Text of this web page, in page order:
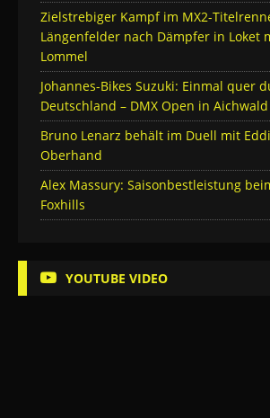
Zielstrebiger Kampf im MX2-
Längenfelder nach Dämpfer in Loket
Lommel
Johannes-Bikes Suzuki: Einmal quer
Deutschland – DMX Open in
Bruno Lenarz behält im Duell mit
Oberhand
Alex Massury: Saisonbestleistung
Foxhills
YOUTUBE VIDEO